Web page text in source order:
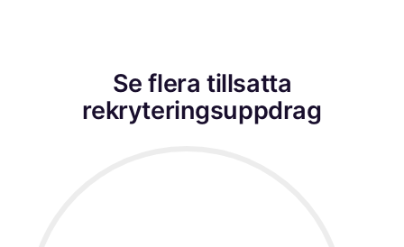
Se flera tillsatta
rekryteringsuppdrag